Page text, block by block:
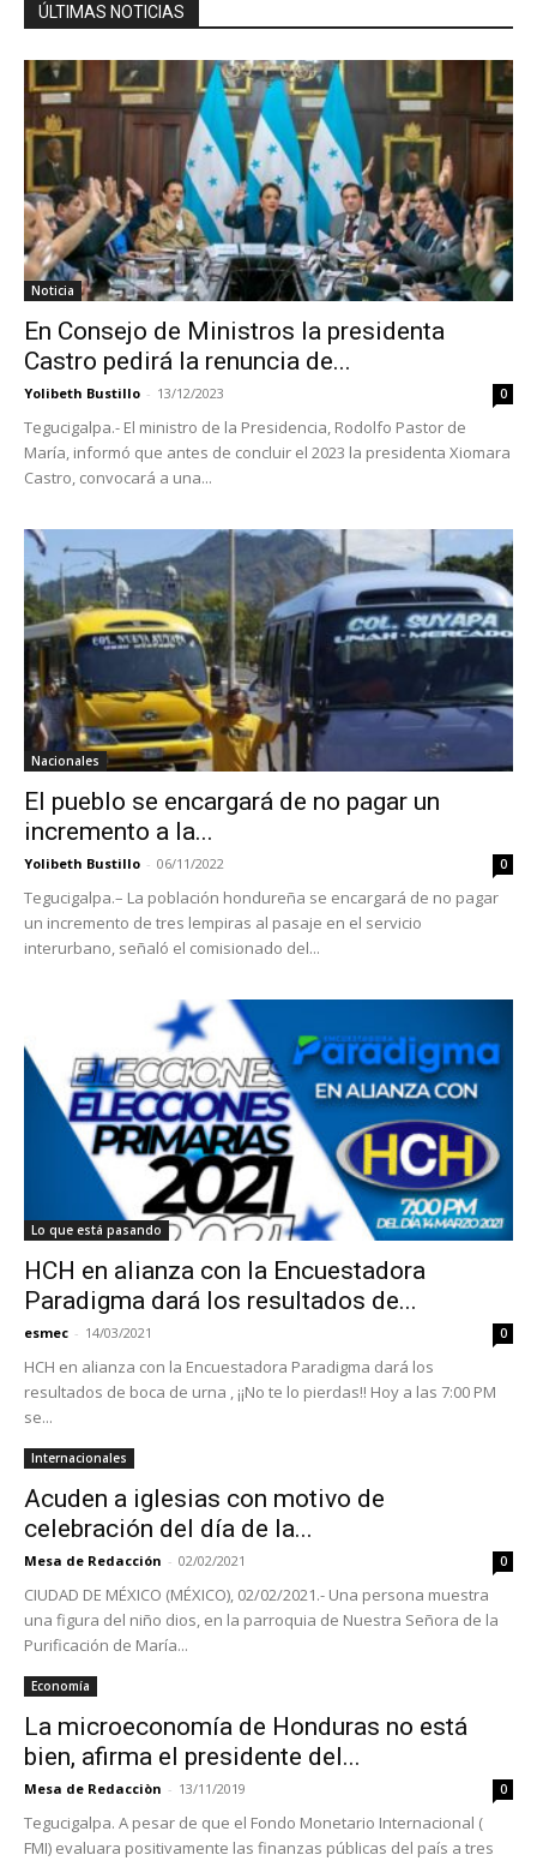
ÚLTIMAS NOTICIAS
Noticia
En Consejo de Ministros la presidenta
Castro pedirá la renuncia de...
Yolibeth Bustillo - 13/12/2023 0
Tegucigalpa.- El ministro de la Presidencia, Rodolfo Pastor de
María, informó que antes de concluir el 2023 la presidenta Xiomara
Castro, convocará a una...
Nacionales
El pueblo se encargará de no pagar un
incremento a la...
Yolibeth Bustillo - 06/11/2022 0
Tegucigalpa.– La población hondureña se encargará de no pagar
un incremento de tres lempiras al pasaje en el servicio
interurbano, señaló el comisionado del...
Lo que está pasando
HCH en alianza con la Encuestadora
Paradigma dará los resultados de...
esmec - 14/03/2021 0
HCH en alianza con la Encuestadora Paradigma dará los
resultados de boca de urna , ¡¡No te lo pierdas!! Hoy a las 7:00 PM
se...
Internacionales
Acuden a iglesias con motivo de
celebración del día de la...
Mesa de Redacción - 02/02/2021 0
CIUDAD DE MÉXICO (MÉXICO), 02/02/2021.- Una persona muestra
una figura del niño dios, en la parroquia de Nuestra Señora de la
Purificación de María...
Economía
La microeconomía de Honduras no está
bien, afirma el presidente del...
Mesa de Redacciòn - 13/11/2019 0
Tegucigalpa. A pesar de que el Fondo Monetario Internacional (
FMI) evaluara positivamente las finanzas públicas del país a tres